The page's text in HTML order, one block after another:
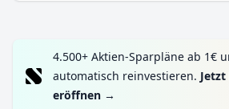
4.500+ Aktien-Sparpläne ab 1€
automatisch reinvestieren.
eröffnen →